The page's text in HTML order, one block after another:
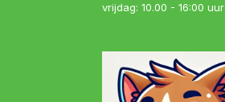
vrijdag: 10.00 - 16:00 uur